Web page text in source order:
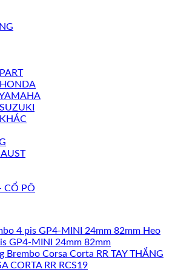
HONDA
CỔ PÔ
Heo
GP4-MINI 24mm 82mm
TAY THẮNG
CORTA RR RCS19